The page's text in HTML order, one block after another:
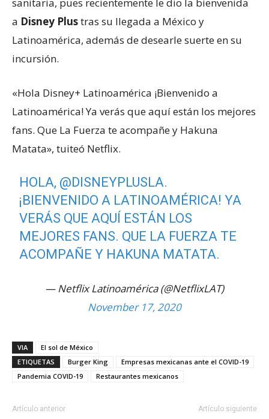
sanitaria, pues recientemente le dio la bienvenida
a Disney Plustras su llegada a México y
Latinoamérica, además de desearle suerte en su
incursión.
«Hola Disney+ Latinoamérica ¡Bienvenido a
Latinoamérica! Ya verás que aquí están los mejores
fans. Que La Fuerza te acompañe y Hakuna
Matata», tuiteó Netflix.
HOLA, @DISNEYPLUSLA.
¡BIENVENIDO A LATINOAMÉRICA! YA
VERÁS QUE AQUÍ ESTÁN LOS
MEJORES FANS. QUE LA FUERZA TE
ACOMPAÑE Y HAKUNA MATATA.
— Netflix Latinoamérica (@NetflixLAT)
November 17, 2020
VIA
El sol de México
ETIQUETAS
Burger King
Empresas mexicanas ante el COVID-19
Pandemia COVID-19
Restaurantes mexicanos
Artículo anterior Artículo siguiente